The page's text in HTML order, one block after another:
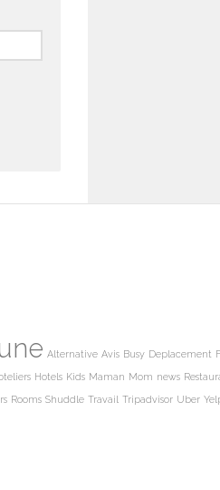
Alternative Avis Busy Deplacement
Hotels Kids Maman Mom news
Rooms Shuddle Travail Tripadvisor Uber